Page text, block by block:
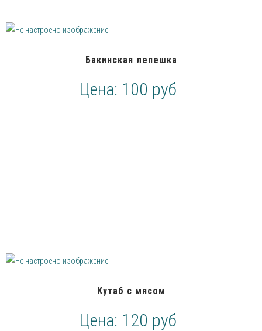
Бакинская лепешка
Цена: 100 руб
Кутаб с мясом
Цена: 120 руб